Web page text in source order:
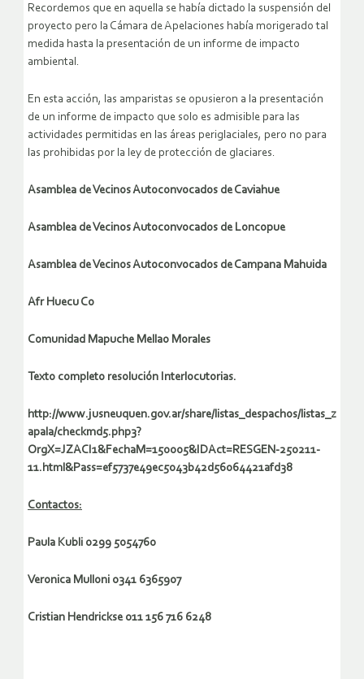
Recordemos que en aquella se había dictado la suspensión del
proyecto pero la Cámara de Apelaciones había morigerado tal
medida hasta la presentación de un informe de impacto
ambiental.
En esta acción, las amparistas se opusieron a la presentación
de un informe de impacto que solo es admisible para las
actividades permitidas en las áreas periglaciales, pero no para
las prohibidas por la ley de protección de glaciares.
Asamblea de Vecinos Autoconvocados de Caviahue
Asamblea de Vecinos Autoconvocados de Loncopue
Asamblea de Vecinos Autoconvocados de Campana Mahuida
Afr Huecu Co
Comunidad Mapuche Mellao Morales
Texto completo resolución Interlocutorias.
http://www.jusneuquen.gov.ar/share/listas_despachos/listas_z
apala/checkmd5.php3?
OrgX=JZACI1&FechaM=150005&IDAct=RESGEN-250211-
11.html&Pass=ef5737e49ec5043b42d56064421afd38
Contactos:
Paula Kubli 0299 5054760
Veronica Mulloni 0341 6365907
Cristian Hendrickse 011 156 716 6248